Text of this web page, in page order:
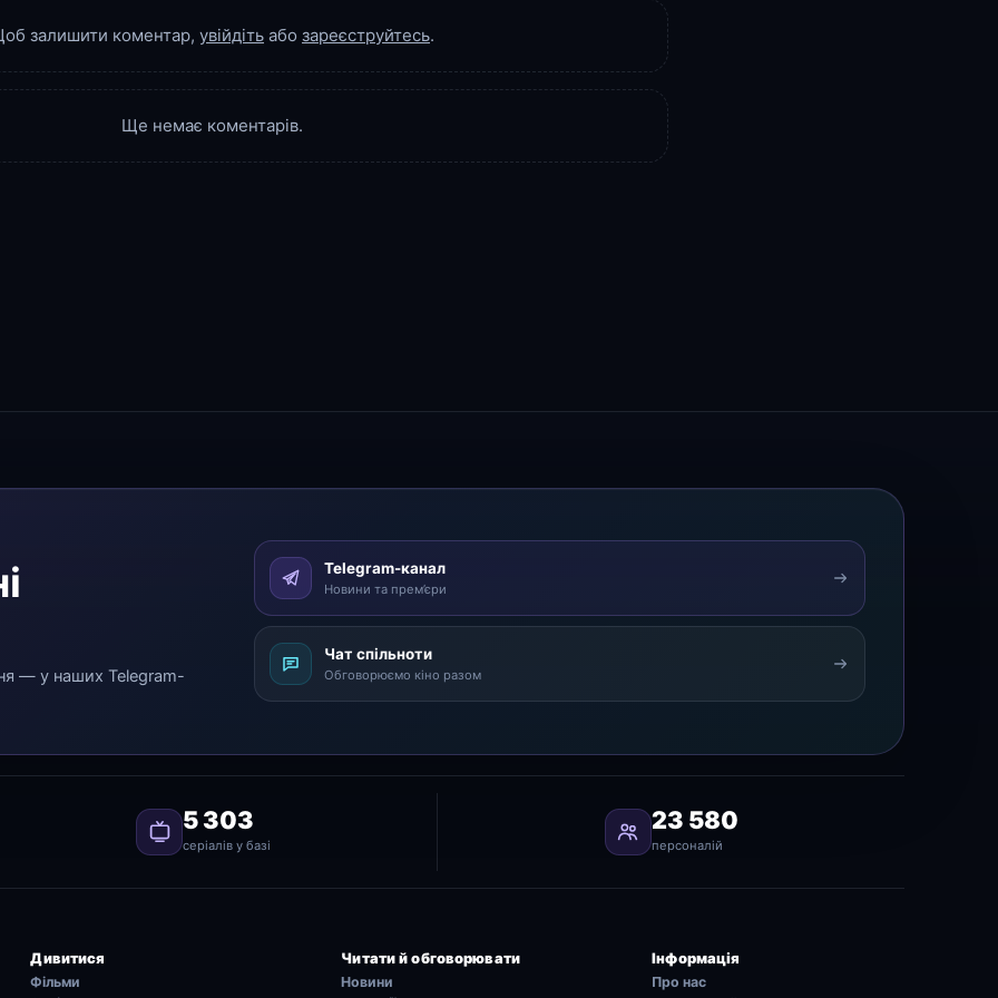
залишити коментар, увійдіть або зареєструйтесь.
Ще немає коментарів.
— у наших Telegram-
Telegram-канал
Новини та прем’єри
Чат спільноти
Обговорюємо кіно разом
5 303
серіалів у базі
23 580
персоналій
Дивитися
Фільми
Читати й обговорювати
Новини
Інформація
Про нас